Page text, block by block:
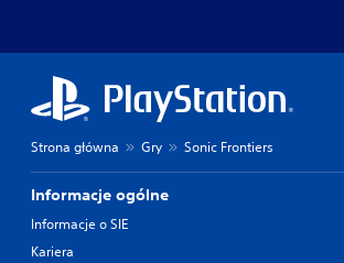
Strona główna Gry Sonic Frontiers
Informacje ogólne
Informacje o SIE
Kariera